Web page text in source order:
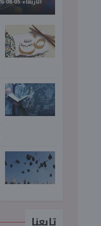
تابعنا